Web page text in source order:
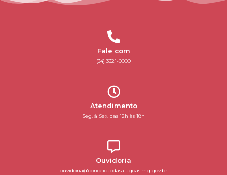
Fale com
(34) 3321-0000
Atendimento
Seg. à Sex. das 12h às 18h
Ouvidoria
ouvidoria@conceicaodasalagoas.mg.gov.br